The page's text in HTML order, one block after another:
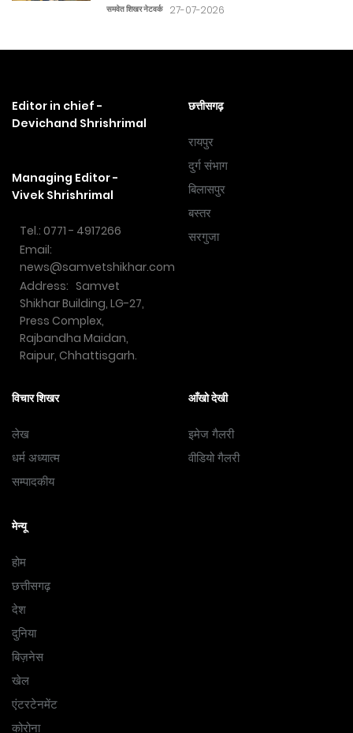
समवेत शिखर नेटवर्क 27-07-2026
Editor in chief -
Devichand Shrishrimal
Managing Editor -
Vivek Shrishrimal
Tel.: 0771 - 4917266
Email:
news@samvetshikhar.com
Address: Samvet
Shikhar Building, LG-27,
Press Complex,
Rajbandha Maidan,
Raipur, Chhattisgarh.
छत्तीसगढ़
रायपुर
दुर्ग संभाग
बिलासपुर
बस्तर
सरगुजा
विचार शिखर
लेख
धर्म अध्यात्म
सम्पादकीय
आँखो देखी
इमेज गैलरी
वीडियो गैलरी
मेन्यू
होम
छत्तीसगढ़
देश
दुनिया
बिज़नेस
खेल
एंटरटेनमेंट
कोरोना